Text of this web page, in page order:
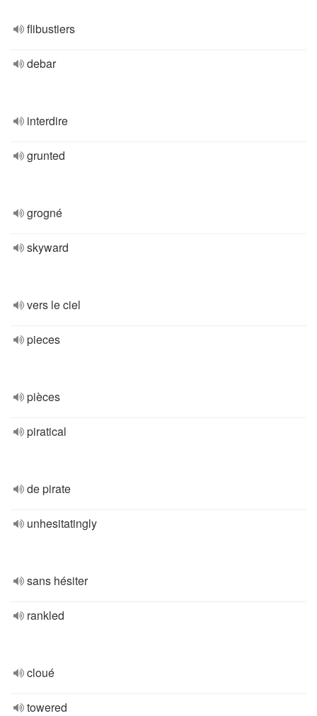
flibustiers
debar
interdire
grunted
grogné
skyward
vers le ciel
pieces
pièces
piratical
de pirate
unhesitatingly
sans hésiter
rankled
cloué
towered